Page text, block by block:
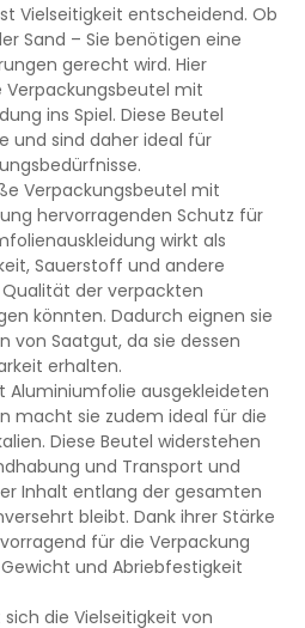
Vielseitigkeit entscheidend. Ob
Sand – Sie benötigen eine
gerecht wird. Hier
mit
ins Spiel. Diese Beutel
und sind daher ideal für
Verpackungsbeutel mit
hervorragenden Schutz für
wirkt als
Sauerstoff und andere
der verpackten
könnten. Dadurch eignen sie
von Saatgut, da sie dessen
erhalten.
Aluminiumfolie ausgekleideten
macht sie zudem ideal für die
Diese Beutel widerstehen
und Transport und
Inhalt entlang der gesamten
bleibt. Dank ihrer Stärke
für die Verpackung
und Abriebfestigkeit
die Vielseitigkeit von